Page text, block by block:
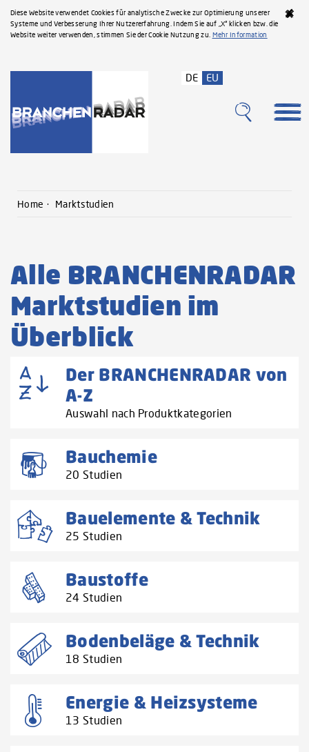
Diese Website verwendet Cookies für analytische Zwecke zur Optimierung unserer
Systeme und Verbesserung Ihrer Nutzererfahrung. Indem Sie auf „X“ klicken bzw. die
Website weiter verwenden, stimmen Sie der Cookie Nutzung zu. Mehr Information
DE EU
Home Marktstudien
Alle BRANCHENRADAR
Marktstudien im
Überblick
Der BRANCHENRADAR von
A-Z
Auswahl nach Produktkategorien
Bauchemie
20 Studien
Bauelemente & Technik
25 Studien
Baustoffe
24 Studien
Bodenbeläge & Technik
18 Studien
Energie & Heizsysteme
13 Studien